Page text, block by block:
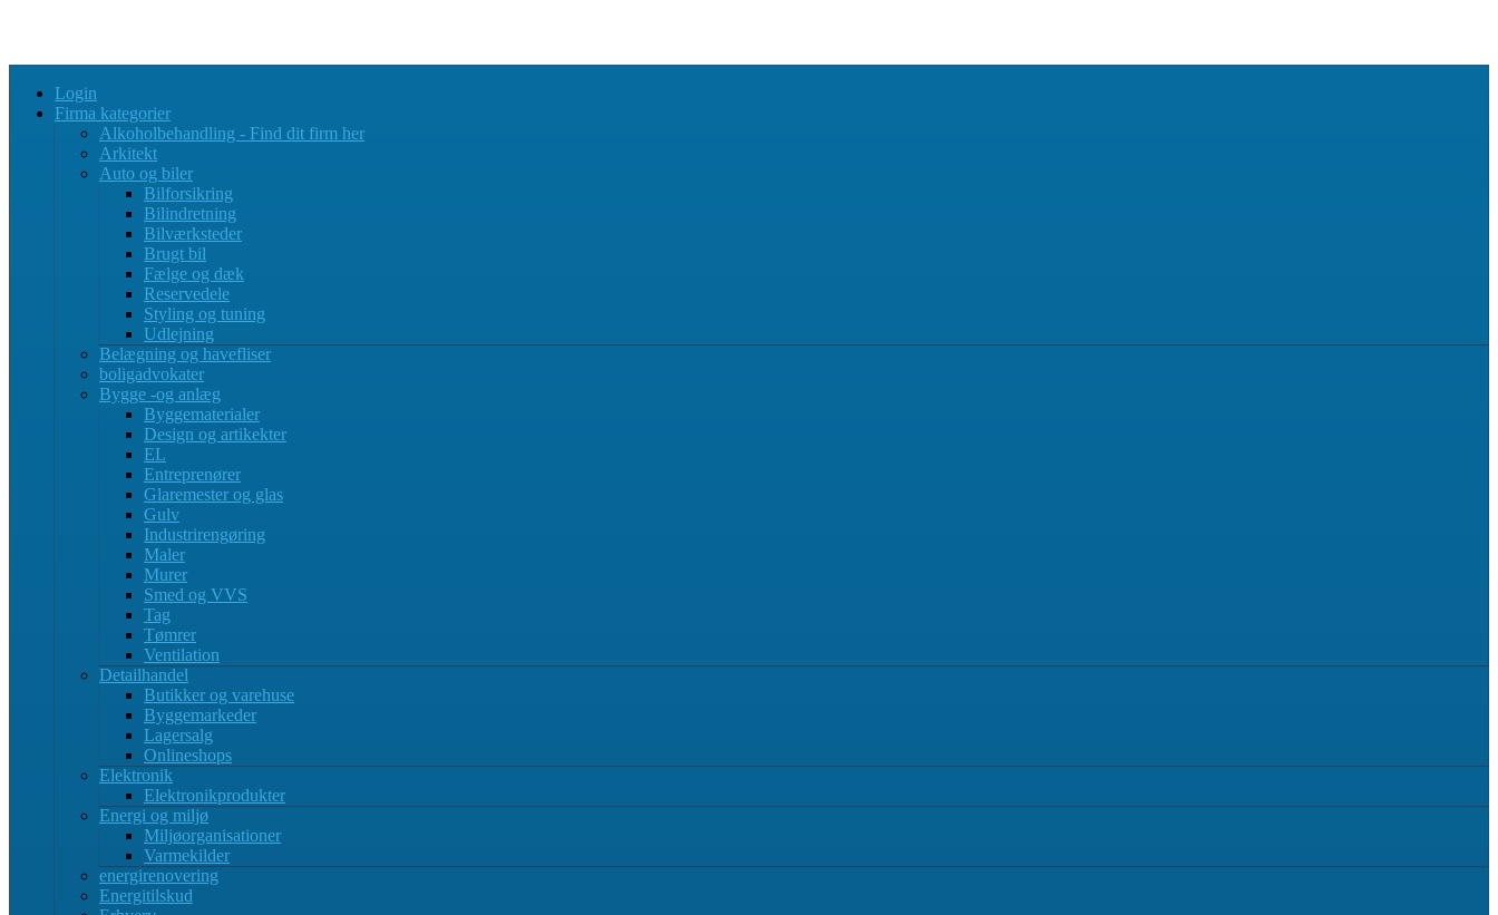
Login
Firma kategorier
Alkoholbehandling - Find dit firm her
Arkitekt
Auto og biler
Bilforsikring
Bilindretning
Bilværksteder
Brugt bil
Fælge og dæk
Reservedele
Styling og tuning
Udlejning
Belægning og havefliser
boligadvokater
Bygge -og anlæg
Byggematerialer
Design og artikekter
EL
Entreprenører
Glaremester og glas
Gulv
Industrirengøring
Maler
Murer
Smed og VVS
Tag
Tømrer
Ventilation
Detailhandel
Butikker og varehuse
Byggemarkeder
Lagersalg
Onlineshops
Elektronik
Elektronikprodukter
Energi og miljø
Miljøorganisationer
Varmekilder
energirenovering
Energitilskud